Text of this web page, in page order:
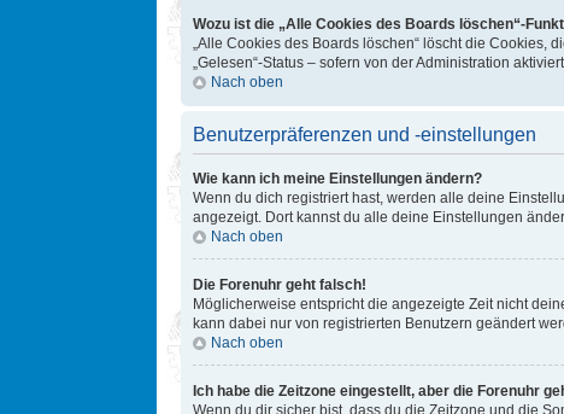
Wozu ist die „Alle Cookies des Boards löschen“-
„Alle Cookies des Boards löschen“ löscht die Cookies,
„Gelesen“-Status – sofern von der Administration
Nach oben
Benutzerpräferenzen und -einstellungen
Wie kann ich meine Einstellungen ändern?
Wenn du dich registriert hast, werden alle deine
angezeigt. Dort kannst du alle deine Einstellungen
Nach oben
Die Forenuhr geht falsch!
Möglicherweise entspricht die angezeigte Zeit nicht
kann dabei nur von registrierten Benutzern geändert
Nach oben
Ich habe die Zeitzone eingestellt, aber die Forenuhr
Wenn du dir sicher bist, dass du die Zeitzone und die